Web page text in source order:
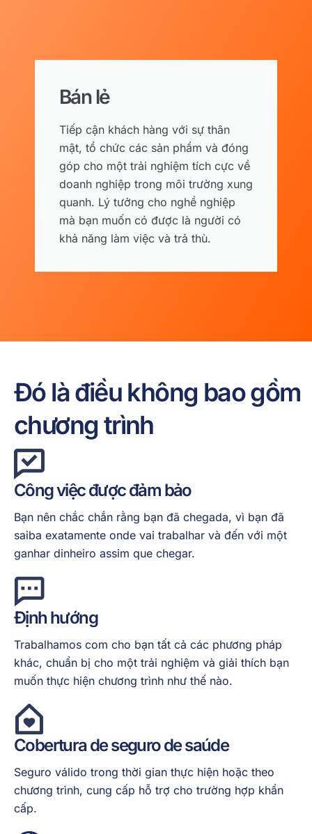
Bán lẻ
Tiếp cận khách hàng với sự thân
mật, tổ chức các sản phẩm và đóng
góp cho một trải nghiệm tích cực về
doanh nghiệp trong môi trường xung
quanh. Lý tưởng cho nghề nghiệp
mà bạn muốn có được là người có
khả năng làm việc và trả thù.
Đó là điều không bao gồm
chương trình
Công việc được đảm bảo
Bạn nên chắc chắn rằng bạn đã chegada, vì bạn đã
saiba exatamente onde vai trabalhar và đến với một
ganhar dinheiro assim que chegar.
Định hướng
Trabalhamos com cho bạn tất cả các phương pháp
khác, chuẩn bị cho một trải nghiệm và giải thích bạn
muốn thực hiện chương trình như thế nào.
Cobertura de seguro de saúde
Seguro válido trong thời gian thực hiện hoặc theo
chương trình, cung cấp hỗ trợ cho trường hợp khẩn
cấp.